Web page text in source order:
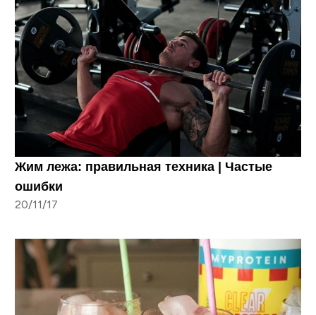
Жим лежа: правильная техника | Частые
ошибки
20/11/17